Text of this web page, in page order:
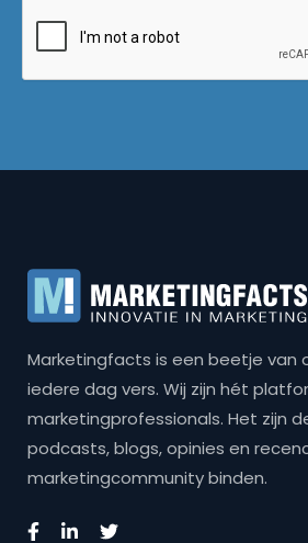
Marketingfacts is een beetje van
iedere dag vers. Wij zijn hét
marketingprofessionals. Het zijn
podcasts, blogs, opinies en
marketingcommunity binden.